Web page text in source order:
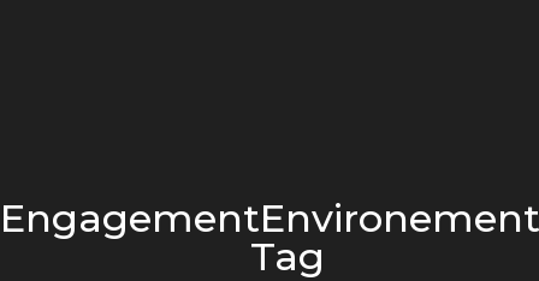
Tag